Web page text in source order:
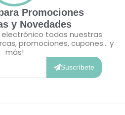
Promociones
y Novedades
todas nuestras
promociones, cupones... y
más!
Suscríbete